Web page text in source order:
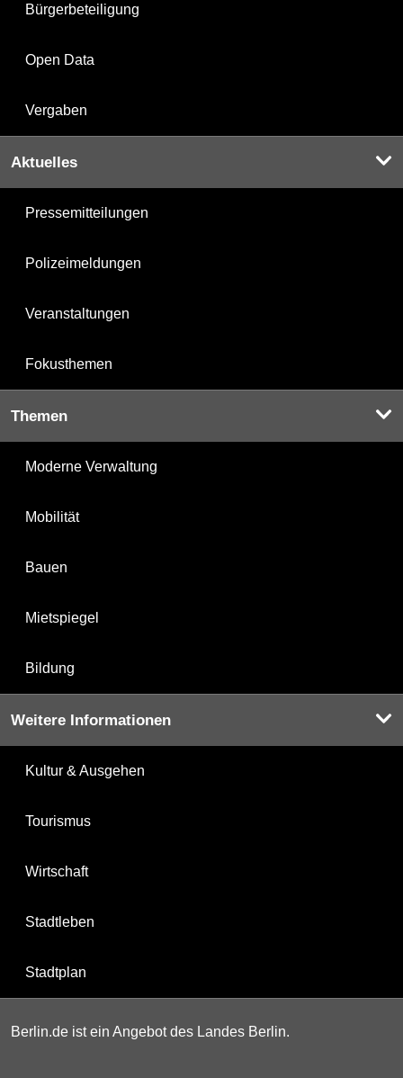
Bürgerbeteiligung
Open Data
Vergaben
Aktuelles
Pressemitteilungen
Polizeimeldungen
Veranstaltungen
Fokusthemen
Themen
Moderne Verwaltung
Mobilität
Bauen
Mietspiegel
Bildung
Weitere Informationen
Kultur & Ausgehen
Tourismus
Wirtschaft
Stadtleben
Stadtplan
Berlin.de ist ein Angebot des Landes Berlin.